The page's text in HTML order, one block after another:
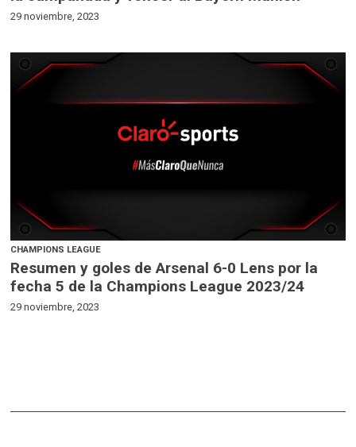
29 noviembre, 2023
CHAMPIONS LEAGUE
Resumen y goles de Arsenal 6-0 Lens por la
fecha 5 de la Champions League 2023/24
29 noviembre, 2023